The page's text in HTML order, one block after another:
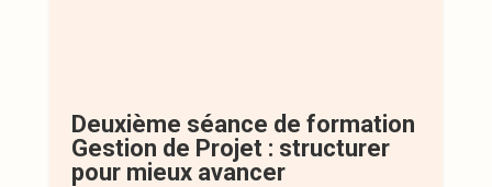
Deuxième séance de formation
Gestion de Projet : structurer
pour mieux avancer